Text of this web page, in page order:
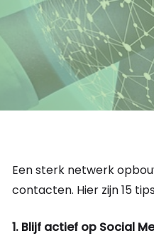
Een sterk netwerk
contacten. Hier zijn 15
1. Blijf actief op Social